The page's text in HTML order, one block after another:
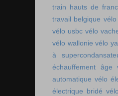
train hauts de
travail belgique
vélo usbc vélo
vélo wallonie vélo
à
échauffement âge
automatique vélo
électrique bridé